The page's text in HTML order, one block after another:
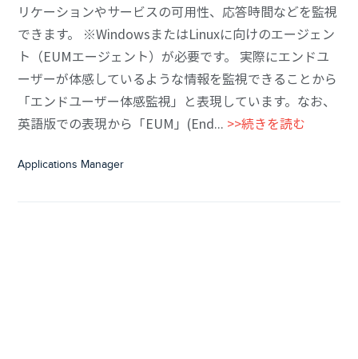
リケーションやサービスの可用性、応答時間などを監視
できます。 ※WindowsまたはLinuxに向けのエージェン
ト（EUMエージェント）が必要です。 実際にエンドユ
ーザーが体感しているような情報を監視できることから
「エンドユーザー体感監視」と表現しています。なお、
英語版での表現から「EUM」(End... >>続きを読む
Applications Manager